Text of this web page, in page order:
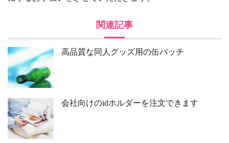
関連記事
高品質な同人グッズ用の缶バッチ
会社向けのidホルダーを注文できます